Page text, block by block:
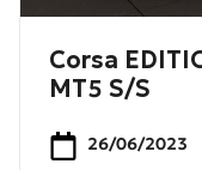
Corsa
MT5 S/S
26/06/2023